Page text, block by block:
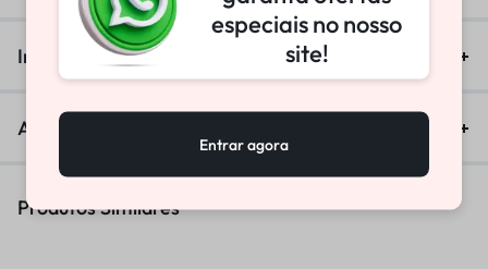
Informação adicional
Avaliações (0)
Produtos Similares
especiais no nosso
site!
Entrar agora